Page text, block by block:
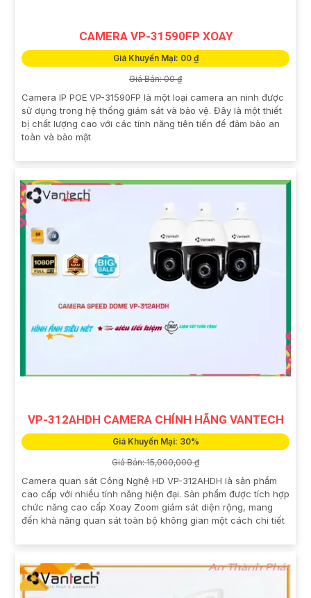
CAMERA VP-31590FP XOAY
Giá Khuyến Mại: 00 ₫
Giá Bán: 00 ₫
Camera IP POE VP-31590FP là một loại camera an ninh được
sử dụng trong hệ thống giám sát và bảo vệ. Đây là một thiết
bị chất lượng cao với các tính năng tiên tiến để đảm bảo an
toàn và bảo mật
VP-312AHDH CAMERA CHÍNH HÃNG VANTECH
Giá Khuyến Mại: 30%
Giá Bán: 15,000,000 ₫
Camera quan sát Công Nghệ HD VP-312AHDH là sản phẩm
cao cấp với nhiều tính năng hiện đại. Sản phẩm được tích hợp
chức năng cao cấp Xoay Zoom giám sát diện rộng, mang
đến khả năng quan sát toàn bộ không gian một cách chi tiết